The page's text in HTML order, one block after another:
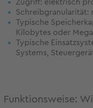
Zugriff: elektrisch
Schreibgranularität:
Typische
Kilobytes oder
Typische
Systems,
Funktionsweise: